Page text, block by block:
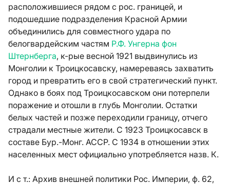
расположившиеся рядом с рос. границей, и
подошедшие подразделения Красной Армии
объединились для совместного удара по
белогвардейским частям Р.Ф. Унгерна фон
Штернберга, к-рые весной 1921 выдвинулись из
Монголии к Троицкосавску, намереваясь захватить
город и превратить его в свой стратегический пункт.
Однако в боях под Троицкосавском они потерпели
поражение и отошли в глубь Монголии. Остатки
белых частей и позже переходили границу, отчего
страдали местные жители. С 1923 Троицкосавск в
составе Бур.-Монг. АССР. С 1934 в отношении этих
населенных мест официально употребляется назв. К.
И с т.: Архив внешней политики Рос. Империи, ф. 62,